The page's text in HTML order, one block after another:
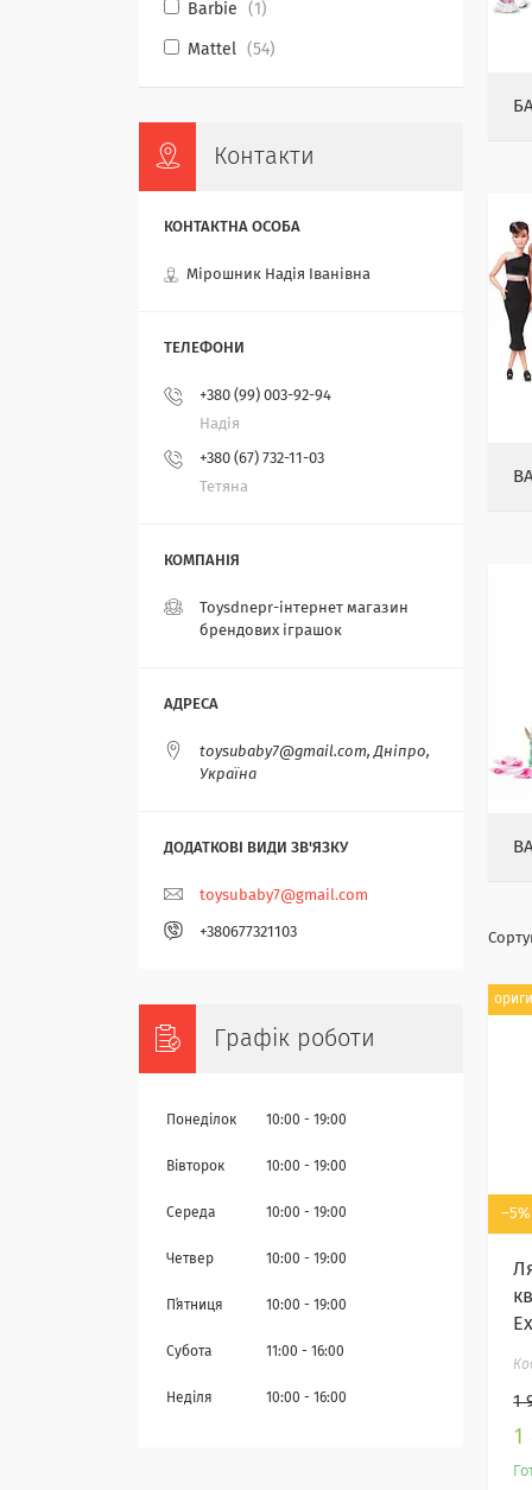
–5%
1
1
Barbie 1
Mattel 54
Контакти
Мірошник Надія Іванівна
+380 (99) 003-92-94
Надія
+380 (67) 732-11-03
Тетяна
Toysdnepr-інтернет магазин
брендових іграшок
toysubaby7@gmail.com, Дніпро,
Україна
toysubaby7@gmail.com
+380677321103
Графік роботи
Понеділок 10:00 19:00
Вівторок 10:00 19:00
Середа 10:00 19:00
Четвер 10:00 19:00
Пʼятниця 10:00 19:00
Субота 11:00 16:00
Неділя 10:00 16:00